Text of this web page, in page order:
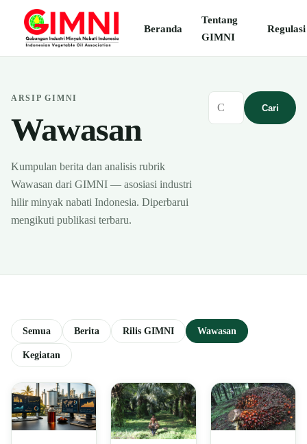
Beranda
Tentang
GIMNI
Regulasi
ARSIP GIMNI
Wawasan
Kumpulan berita dan analisis rubrik
Wawasan dari GIMNI — asosiasi industri
hilir minyak nabati Indonesia. Diperbarui
mengikuti publikasi terbaru.
Cari
Semua Berita Rilis GIMNI Wawasan
Kegiatan